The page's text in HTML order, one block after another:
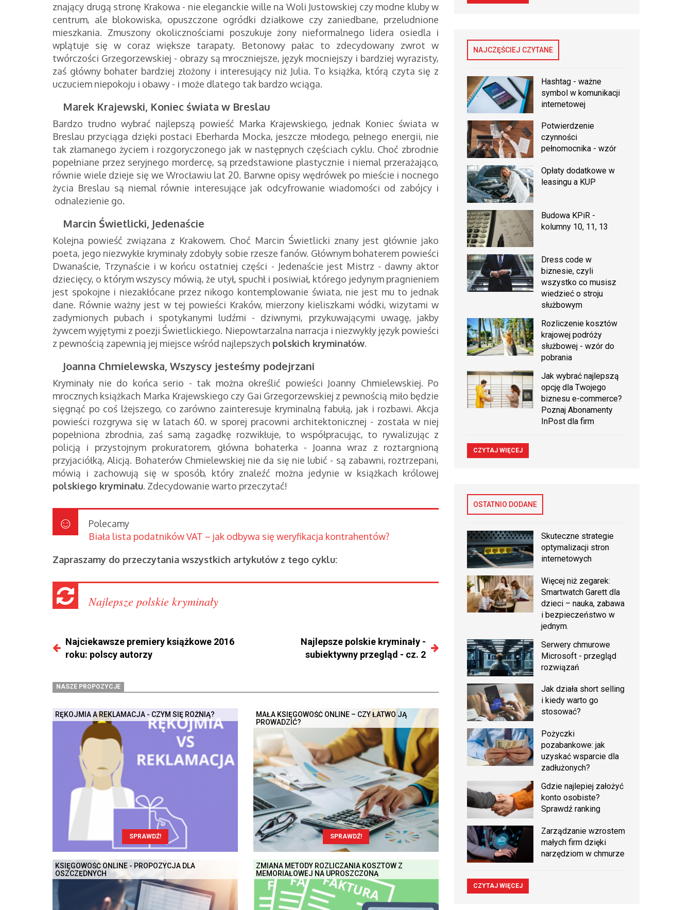
znający drugą stronę Krakowa - nie eleganckie wille na Woli Justowskiej czy modne kluby w
centrum, ale blokowiska, opuszczone ogródki działkowe czy zaniedbane, przeludnione
mieszkania. Zmuszony okolicznościami poszukuje żony nieformalnego lidera osiedla i
wplątuje się w coraz większe tarapaty. Betonowy pałac to zdecydowany zwrot w
twórczości Grzegorzewskiej - obrazy są mroczniejsze, język mocniejszy i bardziej wyrazisty,
zaś główny bohater bardziej złożony i interesujący niż Julia. To książka, którą czyta się z
uczuciem niepokoju i obawy - i może dlatego tak bardzo wciąga.
Marek Krajewski, Koniec świata w Breslau
Bardzo trudno wybrać najlepszą powieść Marka Krajewskiego, jednak Koniec świata w
Breslau przyciąga dzięki postaci Eberharda Mocka, jeszcze młodego, pełnego energii, nie
tak złamanego życiem i rozgoryczonego jak w następnych częściach cyklu. Choć zbrodnie
popełniane przez seryjnego mordercę, są przedstawione plastycznie i niemal przerażająco,
równie wiele dzieje się we Wrocławiu lat 20. Barwne opisy wędrówek po mieście i nocnego
życia Breslau są niemal równie interesujące jak odcyfrowanie wiadomości od zabójcy i
odnalezienie go.
Marcin Świetlicki, Jedenaście
Kolejna powieść związana z Krakowem. Choć Marcin Świetlicki znany jest głównie jako
poeta, jego niezwykłe kryminały zdobyły sobie rzesze fanów. Głównym bohaterem powieści
Dwanaście, Trzynaście i w końcu ostatniej części - Jedenaście jest Mistrz - dawny aktor
dziecięcy, o którym wszyscy mówią, że utył, spuchł i posiwiał, którego jedynym pragnieniem
jest spokojne i niezakłócane przez nikogo kontemplowanie świata, nie jest mu to jednak
dane. Równie ważny jest w tej powieści Kraków, mierzony kieliszkami wódki, wizytami w
zadymionych pubach i spotykanymi ludźmi - dziwnymi, przykuwającymi uwagę, jakby
żywcem wyjętymi z poezji Świetlickiego. Niepowtarzalna narracja i niezwykły język powieści
z pewnością zapewnią jej miejsce wśród najlepszych polskich kryminałów.
Joanna Chmielewska, Wszyscy jesteśmy podejrzani
Kryminały nie do końca serio - tak można określić powieści Joanny Chmielewskiej. Po
mrocznych książkach Marka Krajewskiego czy Gai Grzegorzewskiej z pewnością miło będzie
sięgnąć po coś lżejszego, co zarówno zainteresuje kryminalną fabułą, jak i rozbawi. Akcja
powieści rozgrywa się w latach 60. w sporej pracowni architektonicznej - została w niej
popełniona zbrodnia, zaś samą zagadkę rozwikłuje, to współpracując, to rywalizując z
policją i przystojnym prokuratorem, główna bohaterka - Joanna wraz z roztargnioną
przyjaciółką, Alicją. Bohaterów Chmielewskiej nie da się nie lubić - są zabawni, roztrzepani,
mówią i zachowują się w sposób, który znaleźć można jedynie w książkach królowej
polskiego kryminału. Zdecydowanie warto przeczytać!
Polecamy
Biała lista podatników VAT – jak odbywa się weryfikacja kontrahentów?
Zapraszamy do przeczytania wszystkich artykułów z tego cyklu:
Najlepsze polskie kryminały
Najciekawsze premiery książkowe 2016
roku: polscy autorzy
Najlepsze polskie kryminały -
subiektywny przegląd - cz. 2
NASZE PROPOZYCJE
RĘKOJMIA A REKLAMACJA - CZYM SIĘ RÓŻNIĄ?
SPRAWDŹ!
MAŁA KSIĘGOWOŚĆ ONLINE – CZY ŁATWO JĄ
PROWADZIĆ?
SPRAWDŹ!
KSIĘGOWOŚĆ ONLINE - PROPOZYCJA DLA
OSZCZĘDNYCH
ZMIANA METODY ROZLICZANIA KOSZTÓW Z
MEMORIAŁOWEJ NA UPROSZCZONĄ
NAJCZĘŚCIEJ CZYTANE
Hashtag - ważne
symbol w komunikacji
internetowej
Potwierdzenie
czynności
pełnomocnika - wzór
Opłaty dodatkowe w
leasingu a KUP
Budowa KPiR -
kolumny 10, 11, 13
Dress code w
biznesie, czyli
wszystko co musisz
wiedzieć o stroju
służbowym
Rozliczenie kosztów
krajowej podróży
służbowej - wzór do
pobrania
Jak wybrać najlepszą
opcję dla Twojego
biznesu e-commerce?
Poznaj Abonamenty
InPost dla firm
CZYTAJ WIĘCEJ
OSTATNIO DODANE
Skuteczne strategie
optymalizacji stron
internetowych
Więcej niż zegarek:
Smartwatch Garett dla
dzieci – nauka, zabawa
i bezpieczeństwo w
jednym.
Serwery chmurowe
Microsoft - przegląd
rozwiązań
Jak działa short selling
i kiedy warto go
stosować?
Pożyczki
pozabankowe: jak
uzyskać wsparcie dla
zadłużonych?
Gdzie najlepiej założyć
konto osobiste?
Sprawdź ranking
Zarządzanie wzrostem
małych firm dzięki
narzędziom w chmurze
CZYTAJ WIĘCEJ